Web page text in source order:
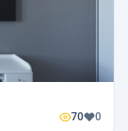
70 0